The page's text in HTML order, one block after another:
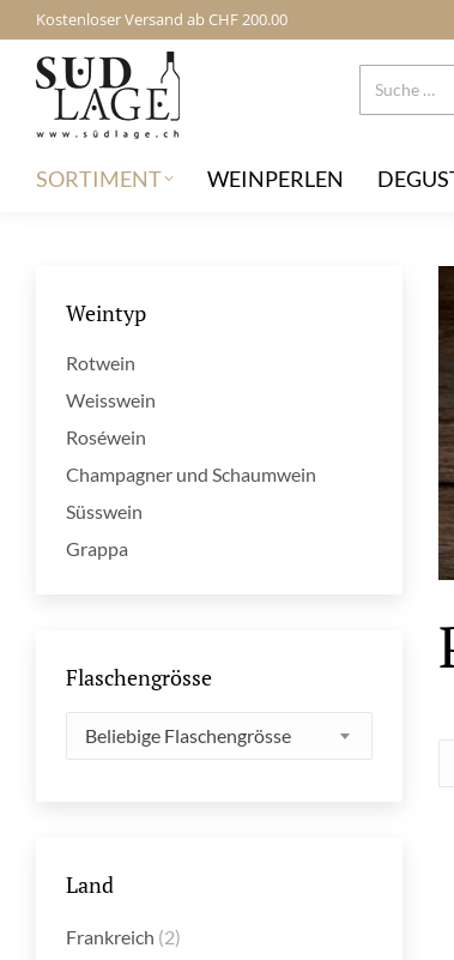
Kostenloser Versand ab CHF 200.00
SORTIMENT WEINPERLEN
Weintyp
Rotwein
Weisswein
Roséwein
Champagner und Schaumwein
Süsswein
Grappa
Flaschengrösse
Beliebige Flaschengrösse
Land
Frankreich (2)